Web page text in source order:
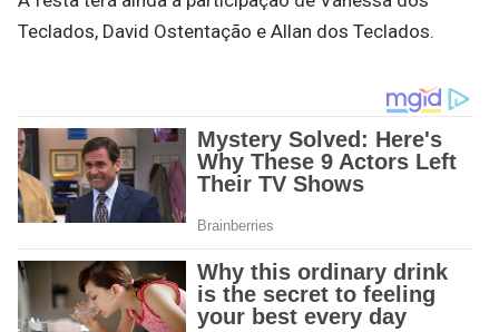
Teclados, David Ostentação e Allan dos Teclados.